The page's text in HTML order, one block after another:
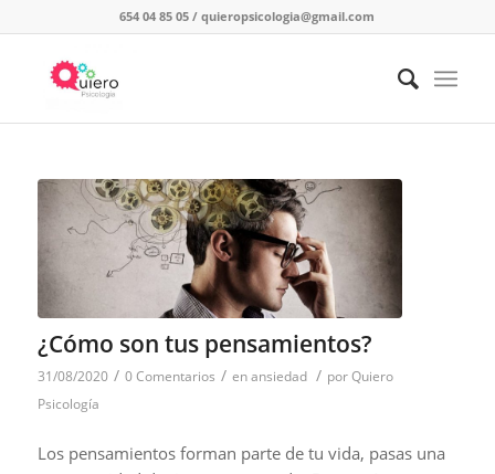
654 04 85 05 /quieropsicologia@gmail.com
¿Cómo son tus pensamientos?
31/08/2020 / 0 Comentarios / enansiedad / porQuiero
Psicología
Los pensamientos forman parte de tu vida, pasas una